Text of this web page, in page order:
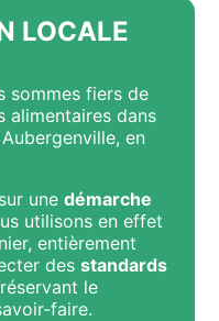
LOCALE
sommes fiers de
alimentaires dans
en
unedémarche
utilisons en effet
entièrement
desstandards
le
faire.